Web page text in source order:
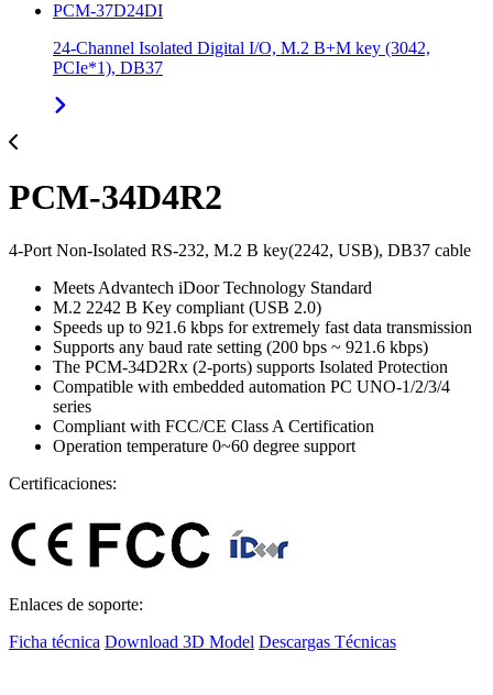
PCM-37D24DI
24-Channel Isolated Digital I/O, M.2 B+M key (3042,
PCIe*1), DB37
PCM-34D4R2
4-Port Non-Isolated RS-232, M.2 B key(2242, USB), DB37 cable
Meets Advantech iDoor Technology Standard
M.2 2242 B Key compliant (USB 2.0)
Speeds up to 921.6 kbps for extremely fast data transmission
Supports any baud rate setting (200 bps ~ 921.6 kbps)
The PCM-34D2Rx (2-ports) supports Isolated Protection
Compatible with embedded automation PC UNO-1/2/3/4
series
Compliant with FCC/CE Class A Certification
Operation temperature 0~60 degree support
Certificaciones:
Enlaces de soporte:
Ficha técnica Download 3D Model Descargas Técnicas